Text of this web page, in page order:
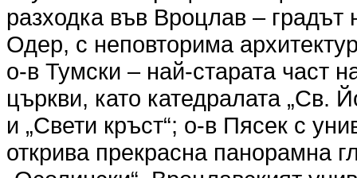
разходка във Вроцлав –
Одер, с неповторима
о-в Тумски – най-старата част
църкви, като катедралата „Св.
и „Свети кръст“; о-в Пясек с
открива прекрасна панорамна